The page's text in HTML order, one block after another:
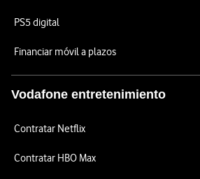
PS5 digital
Financiar móvil a plazos
Vodafone entretenimiento
Contratar Netflix
Contratar HBO Max